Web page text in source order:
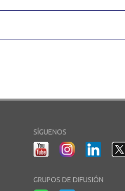
SÍGUENOS
GRUPOS DE DIFUSIÓN